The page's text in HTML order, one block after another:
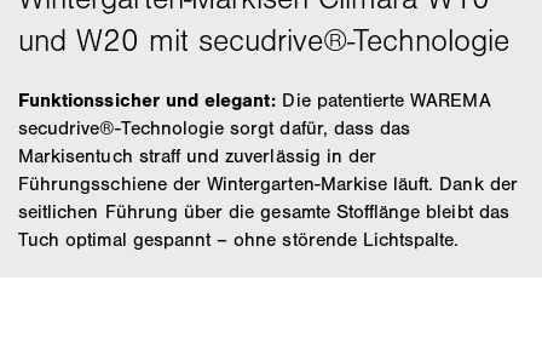
Funktionssicher und elegant: Die patentierte WAREMA
secudrive®-Technologie sorgt dafür, dass das
Markisentuch straff und zuverlässig in der
Führungsschiene der Wintergarten-Markise läuft. Dank der
seitlichen Führung über die gesamte Stofflänge bleibt das
Tuch optimal gespannt – ohne störende Lichtspalte.